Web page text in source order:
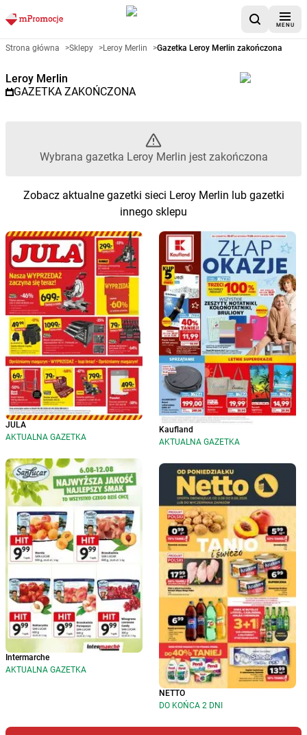
MENU
Gazetka promocyjna Leroy
Strona główna >Sklepy >Leroy Merlin >Gazetka Leroy Merlin zakończona
Leroy Merlin
GAZETKA ZAKOŃCZONA
Wybrana gazetka Leroy Merlin jest zakończona
Zobacz aktualne gazetki sieci Leroy Merlin lub gazetki
innego sklepu
JULA
AKTUALNA GAZETKA
Intermarche
AKTUALNA GAZETKA
Kaufland
AKTUALNA GAZETKA
NETTO
DO KOŃCA 2 DNI